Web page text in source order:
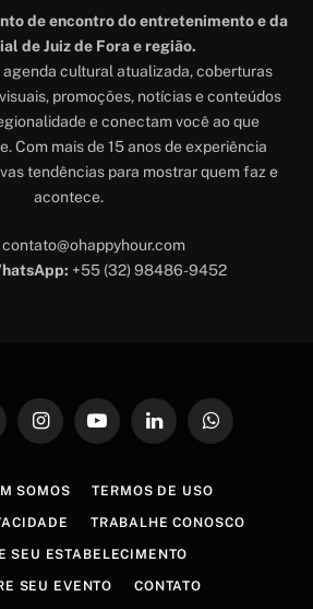
de encontro do entretenimento e da
de Juiz de Fora e região.
cultural atualizada, coberturas
promoções, notícias e conteúdos
e conectam você ao que
Com mais de 15 anos de experiência
tendências para mostrar quem faz e
acontece.
contato@ohappyhour.com
+55 (32) 98486-9452
InstagramYouTubeLinkedInWhatsApp
SOMOS TERMOS DE USO
TRABALHE CONOSCO
SEU ESTABELECIMENTO
SEU EVENTO CONTATO